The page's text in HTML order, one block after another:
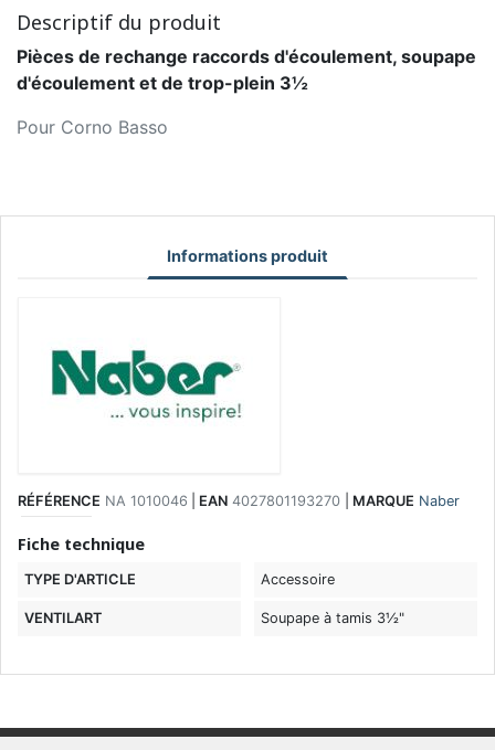
Descriptif du produit
Pièces de rechange raccords d'écoulement, soupape
d'écoulement et de trop-plein 3½
Pour Corno Basso
Informations produit
RÉFÉRENCE NA 1010046 EAN 4027801193270 MARQUE Naber
Fiche technique
TYPE D'ARTICLE Accessoire
VENTILART Soupape à tamis 3½"